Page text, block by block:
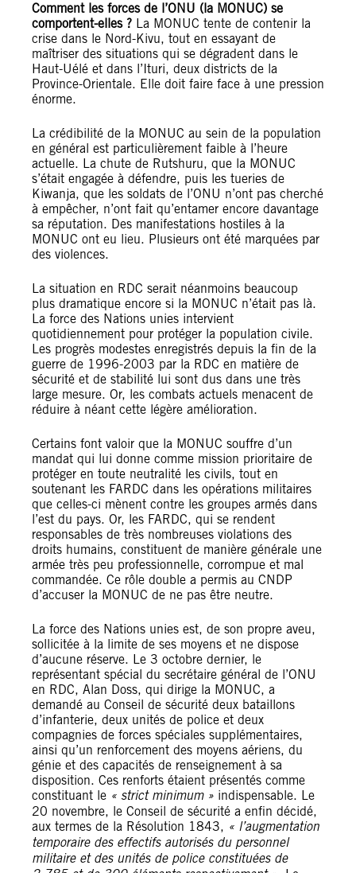
Comment les forces de l’ONU (la MONUC) se
comportent-elles ? La MONUC tente de contenir la
crise dans le Nord-Kivu, tout en essayant de
maîtriser des situations qui se dégradent dans le
Haut-Uélé et dans l’Ituri, deux districts de la
Province-Orientale. Elle doit faire face à une pression
énorme.
La crédibilité de la MONUC au sein de la population
en général est particulièrement faible à l’heure
actuelle. La chute de Rutshuru, que la MONUC
s’était engagée à défendre, puis les tueries de
Kiwanja, que les soldats de l’ONU n’ont pas cherché
à empêcher, n’ont fait qu’entamer encore davantage
sa réputation. Des manifestations hostiles à la
MONUC ont eu lieu. Plusieurs ont été marquées par
des violences.
La situation en RDC serait néanmoins beaucoup
plus dramatique encore si la MONUC n’était pas là.
La force des Nations unies intervient
quotidiennement pour protéger la population civile.
Les progrès modestes enregistrés depuis la fin de la
guerre de 1996-2003 par la RDC en matière de
sécurité et de stabilité lui sont dus dans une très
large mesure. Or, les combats actuels menacent de
réduire à néant cette légère amélioration.
Certains font valoir que la MONUC souffre d’un
mandat qui lui donne comme mission prioritaire de
protéger en toute neutralité les civils, tout en
soutenant les FARDC dans les opérations militaires
que celles-ci mènent contre les groupes armés dans
l’est du pays. Or, les FARDC, qui se rendent
responsables de très nombreuses violations des
droits humains, constituent de manière générale une
armée très peu professionnelle, corrompue et mal
commandée. Ce rôle double a permis au CNDP
d’accuser la MONUC de ne pas être neutre.
La force des Nations unies est, de son propre aveu,
sollicitée à la limite de ses moyens et ne dispose
d’aucune réserve. Le 3 octobre dernier, le
représentant spécial du secrétaire général de l’ONU
en RDC, Alan Doss, qui dirige la MONUC, a
demandé au Conseil de sécurité deux bataillons
d’infanterie, deux unités de police et deux
compagnies de forces spéciales supplémentaires,
ainsi qu’un renforcement des moyens aériens, du
génie et des capacités de renseignement à sa
disposition. Ces renforts étaient présentés comme
constituant le « strict minimum » indispensable. Le
20 novembre, le Conseil de sécurité a enfin décidé,
aux termes de la Résolution 1843, « l’augmentation
temporaire des effectifs autorisés du personnel
militaire et des unités de police constituées de